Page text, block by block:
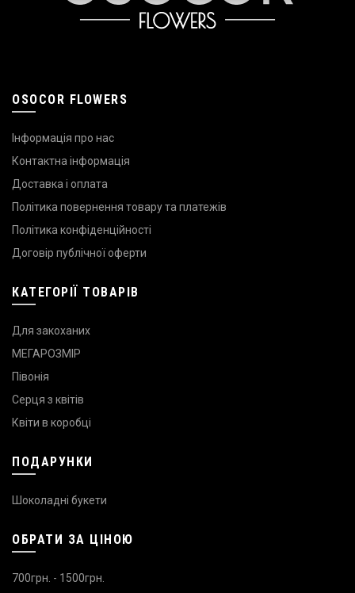
OSOCOR FLOWERS
Інформація про нас
Контактна інформація
Доставка і оплата
Політика повернення товару та платежів
Політика конфіденційності
Договір публічної оферти
КАТЕГОРІЇ ТОВАРІВ
Для закоханих
МЕГАРОЗМІР
Півонія
Серця з квітів
Квіти в коробці
ПОДАРУНКИ
Шоколадні букети
ОБРАТИ ЗА ЦІНОЮ
700грн. - 1500грн.